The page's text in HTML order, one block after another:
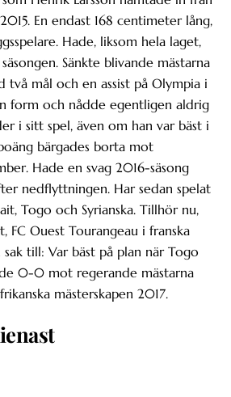
En endast 168 centimeter lång,
Hade, liksom hela laget,
Sänkte blivande mästarna
två mål och en assist på Olympia i
form och nådde egentligen aldrig
i sitt spel, även om han var bäst i
bärgades borta mot
Hade en svag 2016-säsong
nedflyttningen. Har sedan spelat
Togo och Syrianska. Tillhör nu,
FC Ouest Tourangeau i franska
till: Var bäst på plan när Togo
0-0 mot regerande mästarna
mästerskapen 2017.